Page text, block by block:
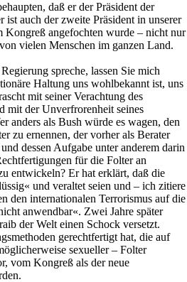
daß er der Präsident der
ist auch der zweite Präsident in unserer
Kongreß angefochten wurde – nicht nur
vielen Menschen im ganzen Land.
spreche, lassen Sie mich
Haltung uns wohlbekannt ist, uns
mit seiner Verachtung des
mit der Unverfrorenheit seines
anders als Bush würde es wagen, den
zu ernennen, der vorher als Berater
dessen Aufgabe unter anderem darin
für die Folter an
entwickeln? Er hat erklärt, daß die
und veraltet seien und – ich zitiere
den internationalen Terrorismus auf die
anwendbar«. Zwei Jahre später
der Welt einen Schock versetzt.
gerechtfertigt hat, die auf
sexueller – Folter
vom Kongreß als der neue